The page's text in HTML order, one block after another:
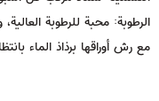
الرطوبة: محبة للرطوبة
مع رش أوراقها برذاذ الماء